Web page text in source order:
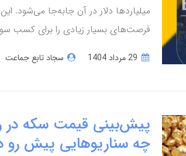
میلیاردها دلار در آن جابه‌جا می‌شود. این
فرصت‌های بسیار زیادی را برای کسب
سجاد تابع جماعت
پیش‌بینی قیمت سکه در
چه سناریوهایی پیش‌ رو